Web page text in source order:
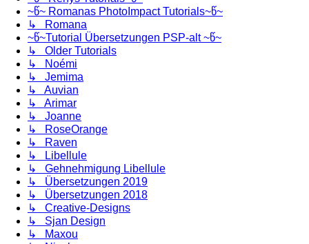
~წ~ Romanas PhotoImpact Tutorials~წ~
↳ Romana
~წ~Tutorial Übersetzungen PSP-alt ~წ~
↳ Older Tutorials
↳ Noémi
↳ Jemima
↳ Auvian
↳ Arimar
↳ Joanne
↳ RoseOrange
↳ Raven
↳ Libellule
↳ Gehnehmigung Libellule
↳ Übersetzungen 2019
↳ Übersetzungen 2018
↳ Creative-Designs
↳ Sjan Design
↳ Maxou